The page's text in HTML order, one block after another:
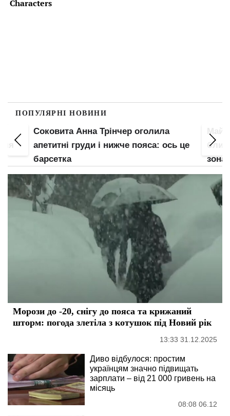
ПОПУЛЯРНІ НОВИНИ
Соковита Анна Трінчер оголила
апетитні груди і нижче пояса: ось це
барсетка
зона
Морози до -20, снігу до пояса та крижаний
шторм: погода злетіла з котушок під Новий рік
13:33 31.12.2025
Диво відбулося: простим
українцям значно підвищать
зарплати – від 21 000 гривень на
місяць
08:08 06.12